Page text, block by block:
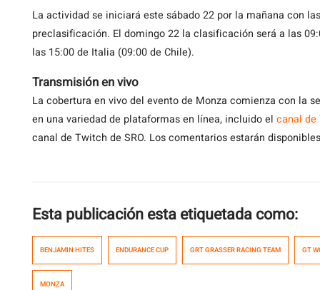
La actividad se iniciará este sábado 22 por la mañana con
preclasificación. El domingo 22 la clasificación será a las
las 15:00 de Italia (09:00 de Chile).
Transmisión en vivo
La cobertura en vivo del evento de Monza comienza con la
en una variedad de plataformas en línea, incluido el canal de
canal de Twitch de SRO. Los comentarios estarán
Esta publicación esta etiquetada como:
BENJAMIN HITES ENDURANCE CUP GRT GRASSER RACING TEAM GT
MONZA